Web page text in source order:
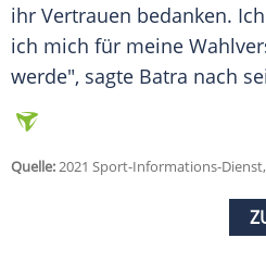
ihr Vertrauen bedanken.
ich mich für meine
werde", sagte Batra nach
Quelle:2021 Sport-Informations-